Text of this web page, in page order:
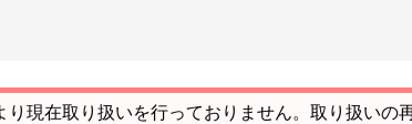
現在取り扱いを行っておりません。取り扱いの